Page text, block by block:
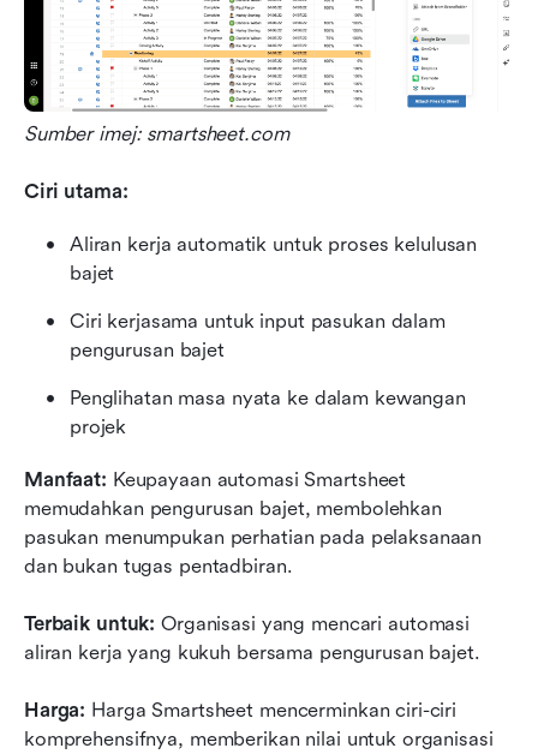
Sumber imej: smartsheet.com
Ciri utama:
Aliran kerja automatik untuk proses kelulusan
bajet
Ciri kerjasama untuk input pasukan dalam
pengurusan bajet
Penglihatan masa nyata ke dalam kewangan
projek
Manfaat: Keupayaan automasi Smartsheet
memudahkan pengurusan bajet, membolehkan
pasukan menumpukan perhatian pada pelaksanaan
dan bukan tugas pentadbiran.
Terbaik untuk: Organisasi yang mencari automasi
aliran kerja yang kukuh bersama pengurusan bajet.
Harga: Harga Smartsheet mencerminkan ciri-ciri
komprehensifnya, memberikan nilai untuk organisasi